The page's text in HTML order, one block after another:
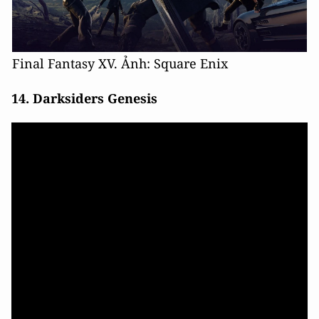
Final Fantasy XV. Ảnh: Square Enix
14. Darksiders Genesis